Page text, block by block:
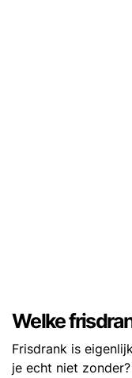
Welke
Frisdrank is
je echt niet